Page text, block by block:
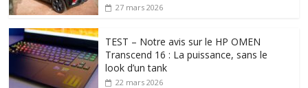
27 mars 2026
TEST – Notre avis sur le HP OMEN
Transcend 16 : La puissance, sans le
look d’un tank
22 mars 2026